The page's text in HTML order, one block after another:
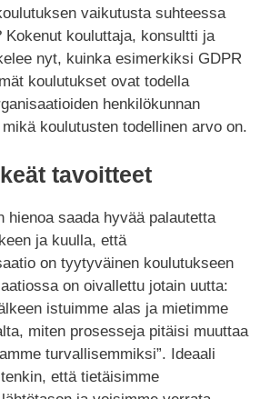
vaikutusta suhteessa
Kokenut kouluttaja, konsultti ja
nyt, kuinka esimerkiksi GDPR
koulutukset ovat todella
henkilökunnan
koulutusten todellinen arvo on.
tavoitteet
hienoa saada hyvää palautetta
ja kuulla, että
on tyytyväinen koulutukseen
on oivallettu jotain uutta:
istuimme alas ja mietimme
miten prosesseja pitäisi muuttaa
turvallisemmiksi”. Ideaali
että tietäisimme